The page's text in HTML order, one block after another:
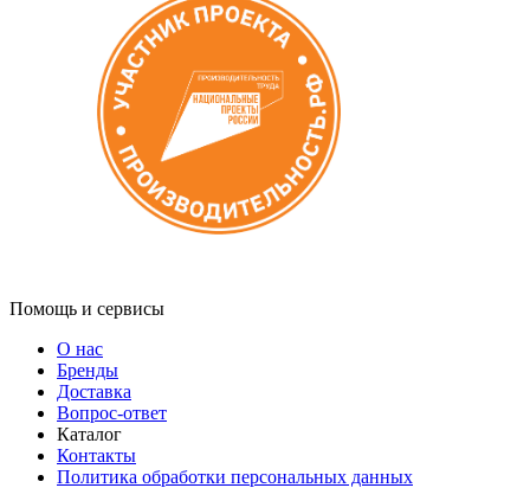
Помощь и сервисы
О нас
Бренды
Доставка
Вопрос-ответ
Каталог
Контакты
Политика обработки персональных данных